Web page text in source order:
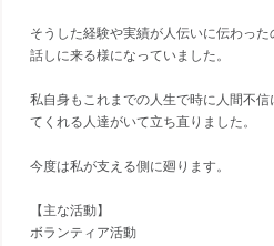
そうした経験や実績が人伝いに伝わっ
話しに来る様になっていました。
私自身もこれまでの人生で時に人間不
てくれる人達がいて立ち直りました。
今度は私が支える側に廻ります。
【主な活動】
ボランティア活動